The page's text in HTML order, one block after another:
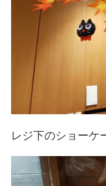
レジ下のショーケ